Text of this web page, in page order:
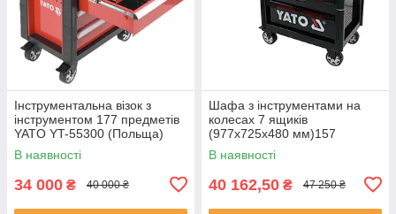
Інструментальна візок з
інструментом 177 предметів
YATO YT-55300 (Польща)
В наявності
34 000 ₴ 40 000 ₴
Шафа з інструментами на
колесах 7 ящиків
(977x725x480 мм)157
елементів Yato YT-55308
(Польща)
В наявності
40 162,50 ₴ 47 250 ₴